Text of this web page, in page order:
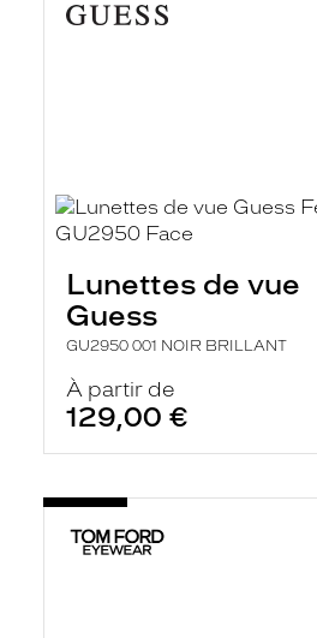
Lunettes de vue
Guess
GU2950 001 NOIR BRILLANT
À partir de
129,00 €